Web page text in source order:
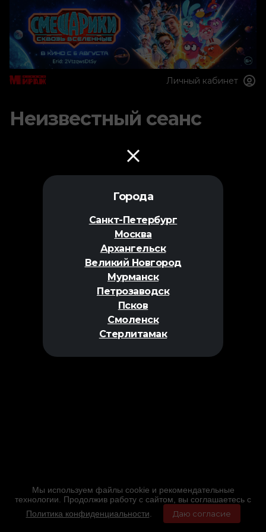
Города
Санкт-Петербург
Москва
Архангельск
Великий Новгород
Мурманск
Петрозаводск
Псков
Смоленск
Стерлитамак
Личный кабинет
Неизвестный сеанс
Мы используем файлы cookie и рекомендательные
технологии. Продолжив работу с сайтом, вы соглашаетесь с
Политика конфиденциальности
Даю согласие